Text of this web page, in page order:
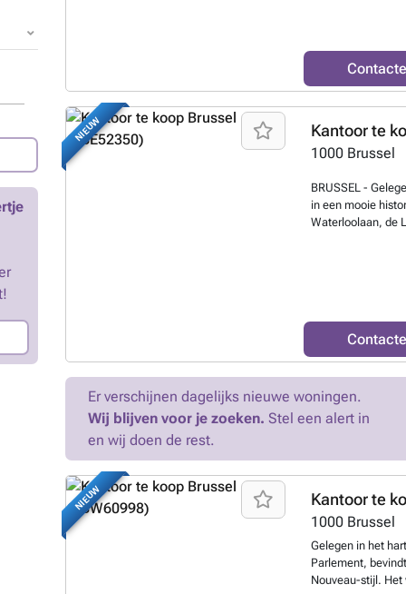
lichtrijke
een badkamer.
vlakbij openbaar
keuring in
(water,
eerste aankoop
eigendom laten
SKYIMMO-team.
NIEUW
1000 Brussel
BRUSSEL -
in een mooie
Waterloolaan, de
het luxe nieuw
hart van de stad,
het gebouw een
duurzame
enz.). Beveiligde
onder
!Meer weten?
Er verschijnen dagelijks nieuwe woningen.
Wij blijven voor je zoeken. Stel een alert in
en wij doen de rest.
NIEUW Kantoor te
1000 Brussel
Gelegen in het
Parlement,
Nouveau-stijl.